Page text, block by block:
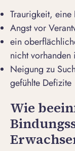
Traurigkeit,
Angst vor
ein
nicht vorhanden
Neigung zu
gefühlte Defizite
Wie